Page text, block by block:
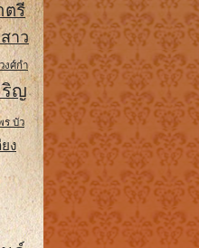
ตรี
าว
งศ์กํา
ริญ
ร บัว
ง